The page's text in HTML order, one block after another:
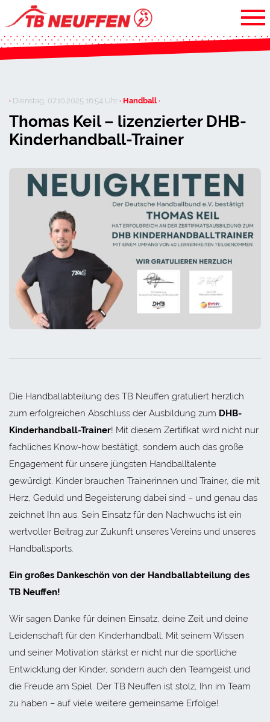
· Dienstag, 07.10.2025 16:54 Uhr· Handball ·
Thomas Keil – lizenzierter DHB-
Kinderhandball-Trainer
Die Handballabteilung des TB Neuffen gratuliert herzlich
zum erfolgreichen Abschluss der Ausbildung zum DHB-
Kinderhandball-Trainer! Mit diesem Zertifikat wird nicht nur
fachliches Know-how bestätigt, sondern auch das große
Engagement für unsere jüngsten Handballtalente
gewürdigt. Kinder brauchen Trainerinnen und Trainer, die mit
Herz, Geduld und Begeisterung dabei sind – und genau das
zeichnet Ihn aus. Sein Einsatz für den Nachwuchs ist ein
wertvoller Beitrag zur Zukunft unseres Vereins und unseres
Handballsports.
Ein großes Dankeschön von der Handballabteilung des
TB Neuffen!
Wir sagen Danke für deinen Einsatz, deine Zeit und deine
Leidenschaft für den Kinderhandball. Mit seinem Wissen
und seiner Motivation stärkst er nicht nur die sportliche
Entwicklung der Kinder, sondern auch den Teamgeist und
die Freude am Spiel. Der TB Neuffen ist stolz, Ihn im Team
zu haben – auf viele weitere gemeinsame Erfolge!